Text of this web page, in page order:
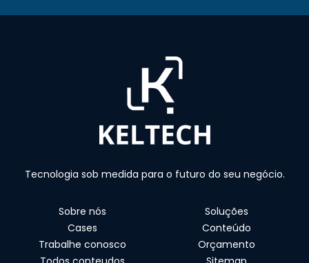
Tecnologia sob medida para o futuro do seu negócio.
Sobre nós
Soluções
Cases
Conteúdo
Trabalhe conosco
Orçamento